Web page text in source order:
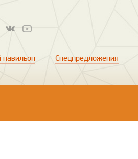
Спецпредложения